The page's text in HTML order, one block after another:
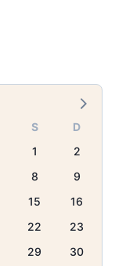
S
D
1
2
8
9
15
16
22
23
29
30